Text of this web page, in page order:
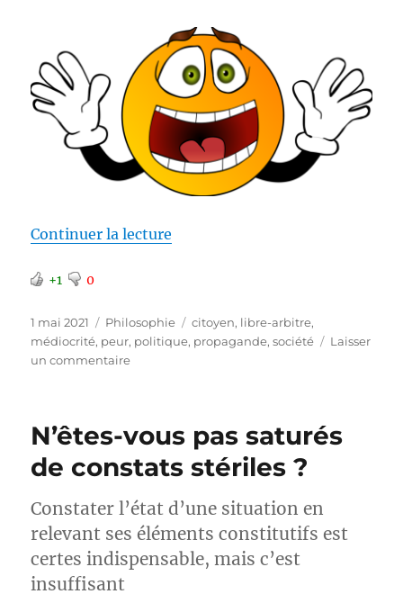
Continuer la lecture
+1 0
Publié
le
1 mai 2021 Catégories
Philosophie Étiquettes
citoyen, libre-arbitre,
médiocrité, peur, politique, propagande,société
Laisser
un commentairesur
vous
peur
N’êtes-vous pas saturés
de constats stériles ?
Constater l’état d’une situation en
relevant ses éléments constitutifs est
certes indispensable, mais c’est
insuffisant